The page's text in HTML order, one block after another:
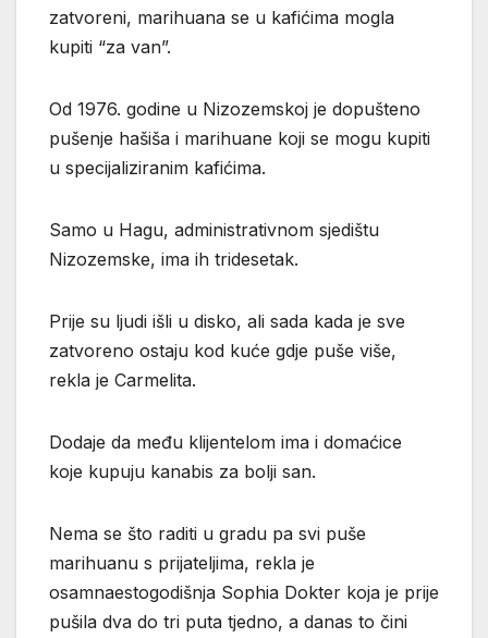
zatvoreni, marihuana se u kafićima mogla
kupiti “za van”.
Od 1976. godine u Nizozemskoj je dopušteno
pušenje hašiša i marihuane koji se mogu kupiti
u specijaliziranim kafićima.
Samo u Hagu, administrativnom sjedištu
Nizozemske, ima ih tridesetak.
Prije su ljudi išli u disko, ali sada kada je sve
zatvoreno ostaju kod kuće gdje puše više,
rekla je Carmelita.
Dodaje da među klijentelom ima i domaćice
koje kupuju kanabis za bolji san.
Nema se što raditi u gradu pa svi puše
marihuanu s prijateljima, rekla je
osamnaestogodišnja Sophia Dokter koja je prije
pušila dva do tri puta tjedno, a danas to čini